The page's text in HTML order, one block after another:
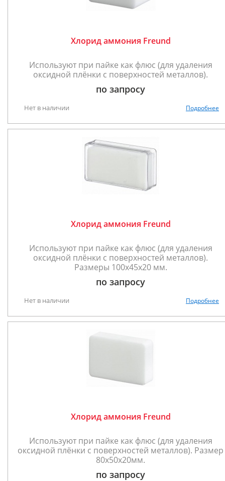
Хлорид аммония Freund
Используют при пайке как флюс (для удаления
оксидной плёнки с поверхностей металлов).
по запросу
Нет в наличии Подробнее
Хлорид аммония Freund
Используют при пайке как флюс (для удаления
оксидной плёнки с поверхностей металлов).
Размеры 100x45x20 мм.
по запросу
Нет в наличии Подробнее
Хлорид аммония Freund
Используют при пайке как флюс (для удаления
оксидной плёнки с поверхностей металлов). Размер
80x50x20мм.
по запросу